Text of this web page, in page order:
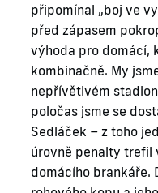
připomínal „boj ve
před zápasem
výhoda pro domácí,
kombinačně. My
nepřívětivém
poločas jsme se
Sedláček – z toho
úrovně penalty trefil
domácího brankáře.